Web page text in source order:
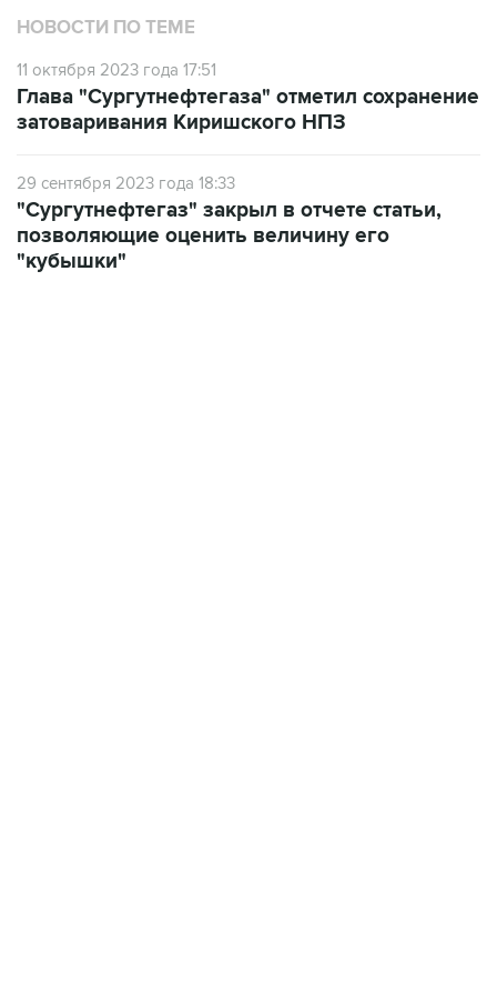
11 октября 2023 года 17:51
затоваривания Киришского НПЗ
29 сентября 2023 года 18:33
позволяющие оценить величину его
"кубышки"